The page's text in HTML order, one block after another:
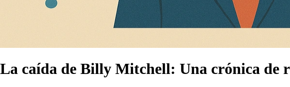
La caída de Billy Mitchell: Una crónica de